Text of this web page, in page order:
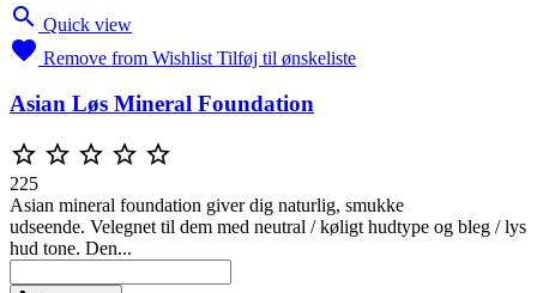
 Quick view
 Remove from Wishlist Tilføj til ønskeliste
Asian Løs Mineral Foundation
    
225
Asian mineral foundation giver dig naturlig, smukke
udseende. Velegnet til dem med neutral / køligt hudtype og bleg / lys
hud tone. Den...